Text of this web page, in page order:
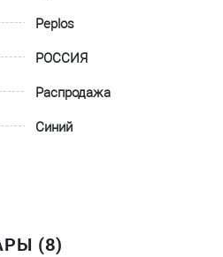
Peplos
РОССИЯ
Распродажа
Синий
(8)